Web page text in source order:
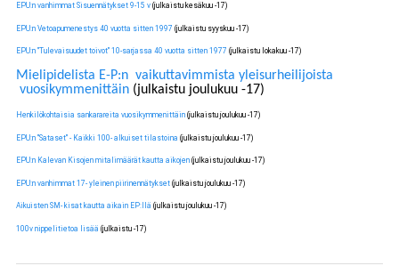
EPU:n vanhimmat Sisuennätykset 9-15 v (julkaistu kesäkuu -17)
EPU:n Vetoapumenestys 40 vuotta sitten 1997 (julkaistu syyskuu -17)
EPU:n "Tulevaisuudet toivot" 10-sarjassa 40 vuotta sitten 1977 (julkaistu lokakuu -17)
Mielipidelista E-P:n vaikuttavimmista yleisurheilijoista
vuosikymmenittäin (julkaistu joulukuu -17)
Henkilökohtaisia sankarareita vuosikymmenittäin (julkaistu joulukuu -17)
EPU:n "Sataset" - Kaikki 100- alkuiset tilastoina (julkaistu joulukuu -17)
EPU:n Kalevan Kisojen mitalimäärät kautta aikojen (julkaistu joulukuu -17)
EPU:n vanhimmat 17- yleinen piirinennätykset (julkaistu joulukuu -17)
Aikuisten SM- kisat kautta aikain EP:llä (julkaistu joulukuu -17)
100v nippelitietoa lisää (julkaistu -17)